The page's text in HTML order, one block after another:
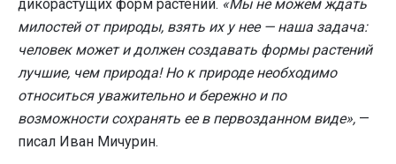
дикорастущих форм растений. «Мы не можем ждать
милостей от природы, взять их у нее — наша задача:
человек может и должен создавать формы растений
лучшие, чем природа! Но к природе необходимо
относиться уважительно и бережно и по
возможности сохранять ее в первозданном виде», —
писал Иван Мичурин.